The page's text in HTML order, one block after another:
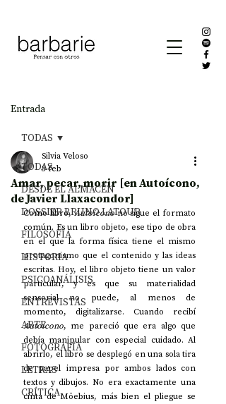
Entrada
TODAS
DESDE EL ALMACÉN
DOSSIER BRUNO LATOUR
FILOSOFÍA
HISTORIA
PSICOANÁLISIS
ENTREVISTAS
ARTE
FOTOGRAFÍA
LETRAS
CRÍTICA
TODAS
Amar, pecar, morir [en Autoícono,
de Javier Llaxacondor]
Silvia Veloso
5 feb
Como libro, Autoícono no sigue el formato
común. Es un libro objeto, ese tipo de obra
en el que la forma física tiene el mismo
protagonismo que el contenido y las ideas
escritas. Hoy, el libro objeto tiene un valor
particular, y es que su materialidad
sensorial no puede, al menos de
Autoícono, me pareció que era algo que
debía manipular con especial cuidado. Al
abrirlo, el libro se desplegó en una sola tira
de papel impresa por ambos lados con
textos y dibujos. No era exactamente una
cinta de Möebius, más bien el pliegue se